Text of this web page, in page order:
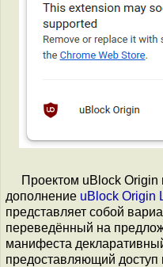
Проектом uBlock Origin
дополнение uBlock Origin
представляет собой
переведённый на
манифеста
предоставляющий доступ